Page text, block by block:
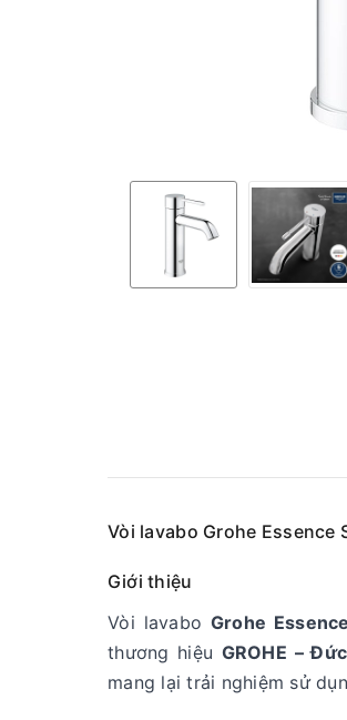
Vòi lavabo Grohe Essence
Giới thiệu
Vòi lavabo Grohe
thương hiệu GROHE – Đức
mang lại trải nghiệm sử